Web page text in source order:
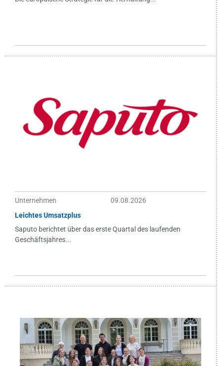
Unternehmen
09.08.2026
Leichtes Umsatzplus
Saputo berichtet über das erste Quartal des laufenden
Geschäftsjahres...